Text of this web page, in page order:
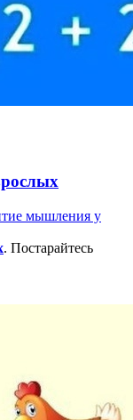
мышления у
. Постарайтесь